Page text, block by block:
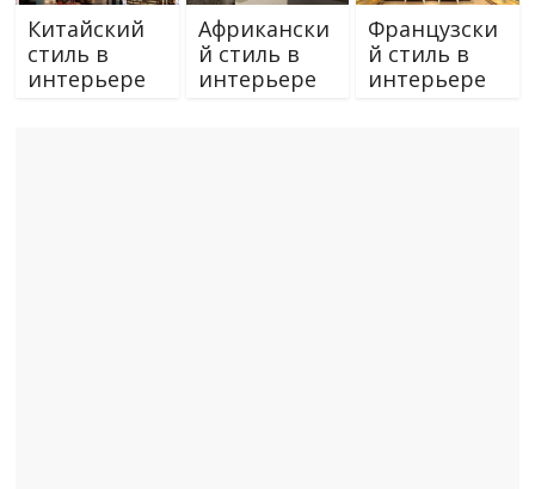
Китайский
стиль в
интерьере
Африкански
й стиль в
интерьере
Французски
й стиль в
интерьере